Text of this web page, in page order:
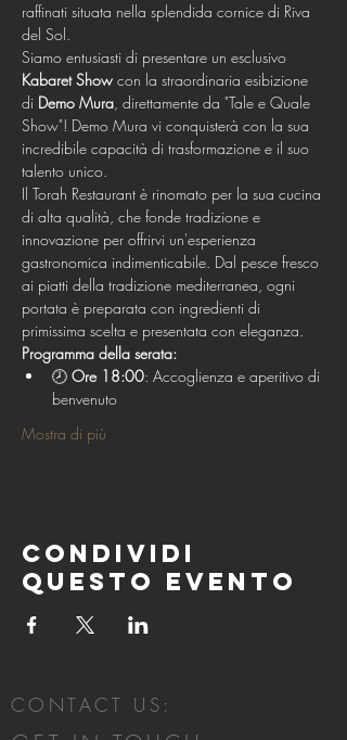
raffinati situata nella splendida cornice di Riva
del Sol.
Siamo entusiasti di presentare un esclusivo
Kabaret Show con la straordinaria esibizione
di Demo Mura, direttamente da "Tale e Quale
Show"! Demo Mura vi conquisterà con la sua
incredibile capacità di trasformazione e il suo
talento unico.
Il Torah Restaurant è rinomato per la sua cucina
di alta qualità, che fonde tradizione e
innovazione per offrirvi un'esperienza
gastronomica indimenticabile. Dal pesce fresco
ai piatti della tradizione mediterranea, ogni
portata è preparata con ingredienti di
primissima scelta e presentata con eleganza.
Programma della serata:
🕗 Ore 18:00: Accoglienza e aperitivo di
benvenuto
Mostra di più
Condividi
questo evento
CONTACT US: